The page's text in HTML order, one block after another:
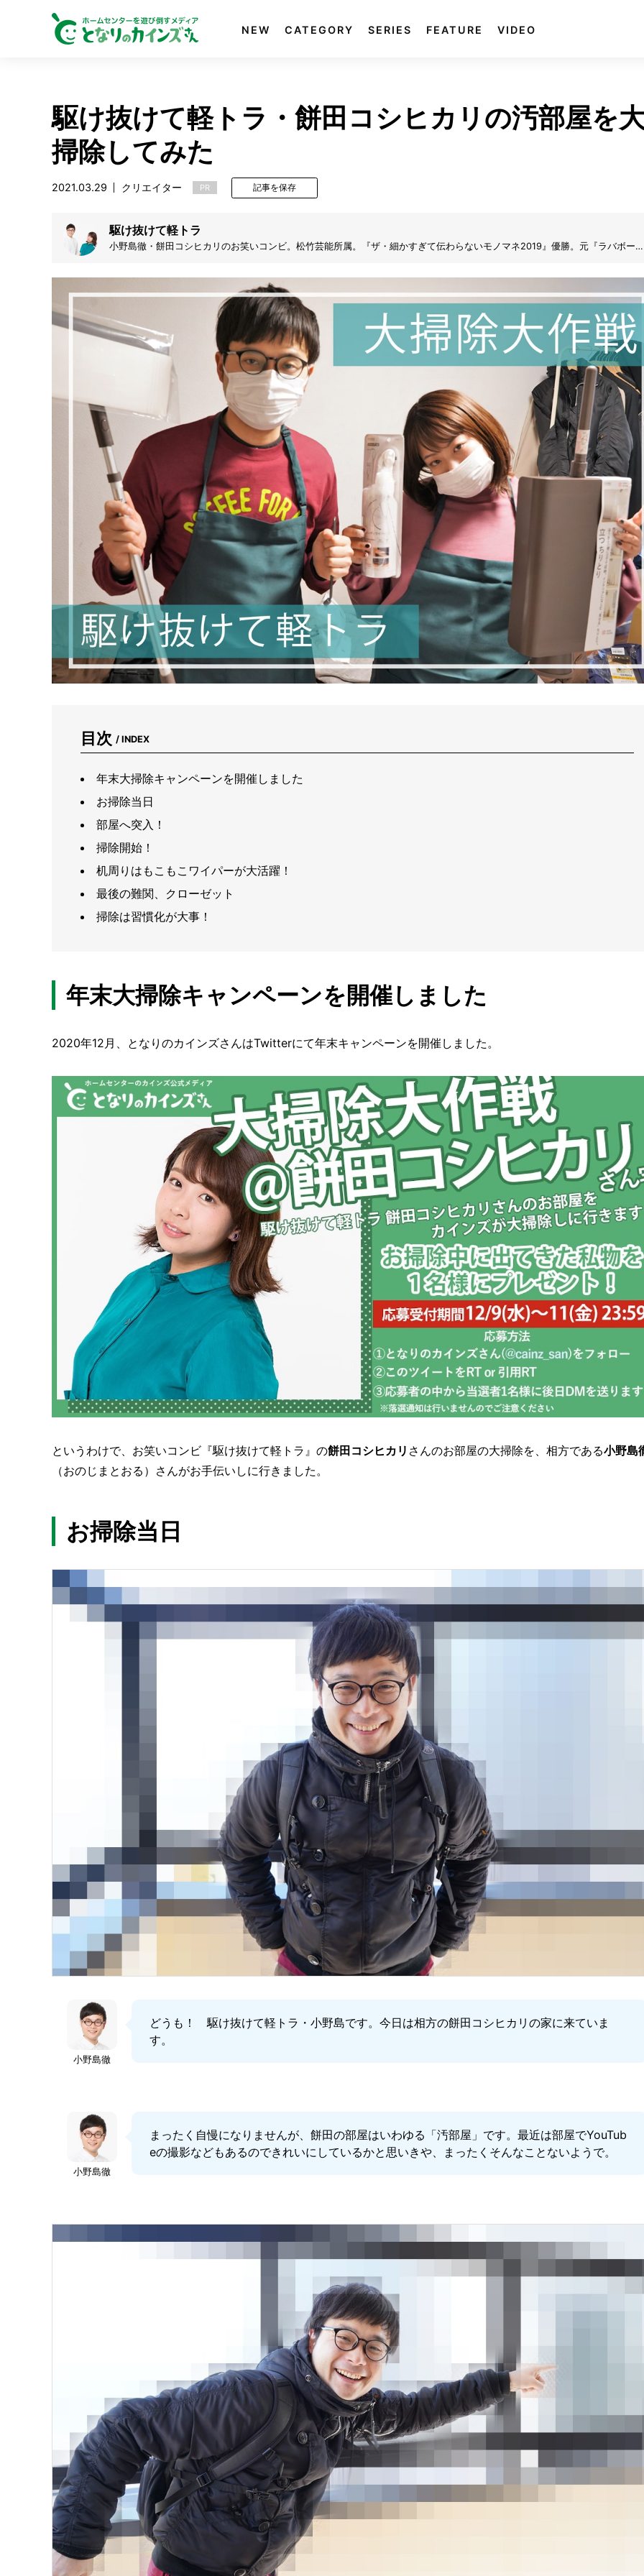
NEW CATEGORY SERIES FEATURE VIDEO
駆け抜けて軽トラ・餅田コシヒカリの汚部屋を
掃除してみた
2021.03.29 クリエイター PR 記事を保存
駆け抜けて軽トラ
小野島徹・餅田コシヒカリのお笑いコンビ。松竹芸能所属。『ザ・細かすぎて伝わらないモノマネ2019』優勝。元『ラバボー
目次 / INDEX
年末大掃除キャンペーンを開催しました
お掃除当日
部屋へ突入！
掃除開始！
机周りはもこもこワイパーが大活躍！
最後の難関、クローゼット
掃除は習慣化が大事！
年末大掃除キャンペーンを開催しました
2020年12月、となりのカインズさんはTwitterにて年末キャンペーンを開催しました。
というわけで、お笑いコンビ『駆け抜けて軽トラ』の餅田コシヒカリ さんのお部屋の大掃除を、相方である小野島
（おのじまとおる）さんがお手伝いしに行きました。
お掃除当日
小野島徹
どうも！ 駆け抜けて軽トラ・小野島です。今日は相方の餅田コシヒカリの家に来ていま
す。
小野島徹
まったく自慢になりませんが、餅田の部屋はいわゆる「汚部屋」です。最近は部屋でYouTub
eの撮影などもあるのできれいにしているかと思いきや、まったくそんなことないようで。